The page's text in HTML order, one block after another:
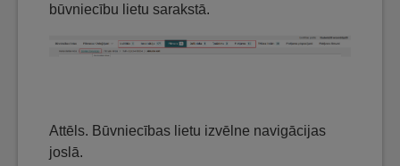
būvniecību lietu sarakstā.
Attēls. Būvniecības lietu izvēlne navigācijas
joslā.